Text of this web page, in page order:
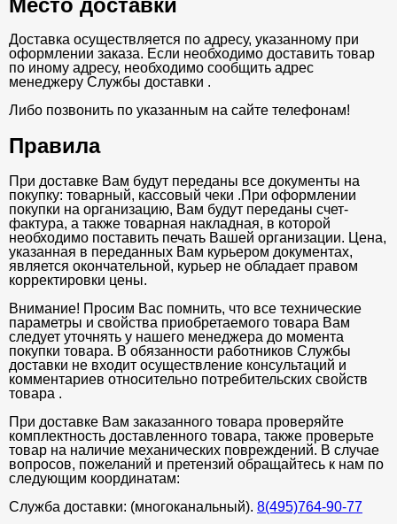
Доставка осуществляется по адресу, указанному при
оформлении заказа. Если необходимо доставить товар
по иному адресу, необходимо сообщить адрес
менеджеру Службы доставки .
Либо позвонить по указанным на сайте телефонам!
Правила
При доставке Вам будут переданы все документы на
покупку: товарный, кассовый чеки .При оформлении
покупки на организацию, Вам будут переданы счет-
фактура, а также товарная накладная, в которой
необходимо поставить печать Вашей организации. Цена,
указанная в переданных Вам курьером документах,
является окончательной, курьер не обладает правом
корректировки цены.
Внимание! Просим Вас помнить, что все технические
параметры и свойства приобретаемого товара Вам
следует уточнять у нашего менеджера до момента
покупки товара. В обязанности работников Службы
доставки не входит осуществление консультаций и
комментариев относительно потребительских свойств
товара .
При доставке Вам заказанного товара проверяйте
комплектность доставленного товара, также проверьте
товар на наличие механических повреждений. В случае
вопросов, пожеланий и претензий обращайтесь к нам по
следующим координатам:
Служба доставки: (многоканальный). 8(495)764-90-77